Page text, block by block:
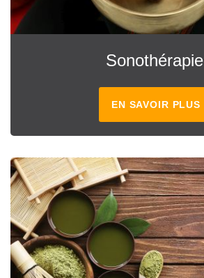
Sonothérapie
EN SAVOIR PLUS